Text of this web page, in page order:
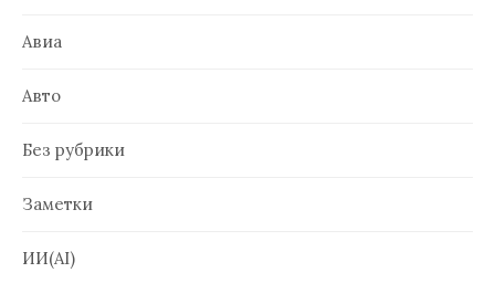
Авиа
Авто
Без рубрики
Заметки
ИИ(AI)